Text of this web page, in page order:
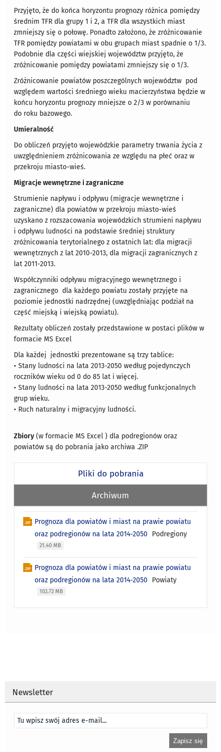
Przyjęto, że do końca horyzontu prognozy różnica pomiędzy
średnim TFR dla grupy 1 i 2, a TFR dla wszystkich miast
zmniejszy się o połowę. Ponadto założono, że zróżnicowanie
TFR pomiędzy powiatami w obu grupach miast spadnie o 1/3.
Podobnie dla części wiejskiej województw przyjęto, że
zróżnicowanie pomiędzy powiatami zmniejszy się o 1/3.
Zróżnicowanie powiatów poszczególnych województw pod
względem wartości średniego wieku macierzyństwa będzie w
końcu horyzontu prognozy mniejsze o 2/3 w porównaniu
do roku bazowego.
Umieralność
Do obliczeń przyjęto wojewódzkie parametry trwania życia z
uwzględnieniem zróżnicowania ze względu na płeć oraz w
przekroju miasto-wieś.
Migracje wewnętrzne i zagraniczne
Strumienie napływu i odpływu (migracje wewnętrzne i
zagraniczne) dla powiatów w przekroju miasto-wieś
uzyskano z rozszacowania wojewódzkich strumieni napływu
i odpływu ludności na podstawie średniej struktury
zróżnicowania terytorialnego z ostatnich lat: dla migracji
wewnętrznych z lat 2010-2013, dla migracji zagranicznych z
lat 2011-2013.
Współczynniki odpływu migracyjnego wewnętrznego i
zagranicznego dla każdego powiatu zostały przyjęte na
poziomie jednostki nadrzędnej (uwzględniając podział na
część miejską i wiejską powiatu).
Rezultaty obliczeń zostały przedstawione w postaci plików w
formacie MS Excel
Dla każdej jednostki prezentowane są trzy tablice:
• Stany ludności na lata 2013-2050 według pojedynczych
roczników wieku od 0 do 85 lat i więcej.
• Stany ludności na lata 2013-2050 według funkcjonalnych
grup wieku.
• Ruch naturalny i migracyjny ludności.
Zbiory (w formacie MS Excel ) dla podregionów oraz
powiatów są do pobrania jako archiwa .ZIP
Pliki do pobrania
Archiwum
Prognoza dla powiatów i miast na prawie powiatu
oraz podregionów na lata 2014-2050
Podregiony
21.40 MB
Prognoza dla powiatów i miast na prawie powiatu
oraz podregionów na lata 2014-2050
Powiaty
102.72 MB
Newsletter